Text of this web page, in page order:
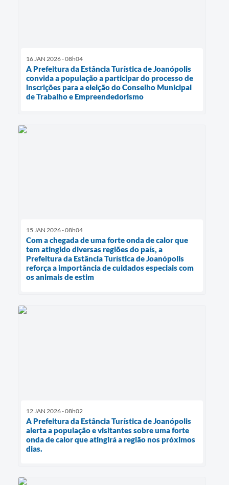
16 JAN 2026 - 08h04
A Prefeitura da Estância Turística de Joanópolis
convida a população a participar do processo de
inscrições para a eleição do Conselho Municipal
de Trabalho e Empreendedorismo
15 JAN 2026 - 08h04
Com a chegada de uma forte onda de calor que
tem atingido diversas regiões do país, a
Prefeitura da Estância Turística de Joanópolis
reforça a importância de cuidados especiais com
os animais de estim
12 JAN 2026 - 08h02
A Prefeitura da Estância Turística de Joanópolis
alerta a população e visitantes sobre uma forte
onda de calor que atingirá a região nos próximos
dias.